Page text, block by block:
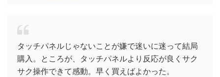
タッチパネルじゃないことが嫌で迷いに迷って結局
購入。ところが、タッチパネルより反応が良くサク
サク操作できて感動。早く買えばよかった。